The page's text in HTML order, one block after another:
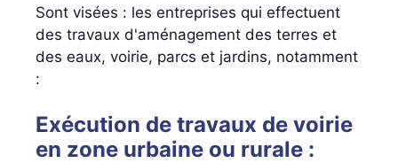
Sont visées : les entreprises qui effectuent
des travaux d'aménagement des terres et
des eaux, voirie, parcs et jardins, notamment
:
Exécution de travaux de voirie
en zone urbaine ou rurale :